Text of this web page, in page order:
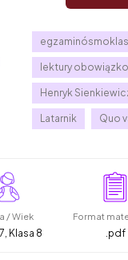
lektury
Henryk
Latarnik Quo
/ Wiek
Klasa 8
Format
.pdf